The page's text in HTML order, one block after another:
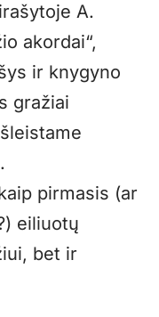
A.
akordai“,
ir knygyno
gražiai
pirmasis (ar
eiliuotų
bet ir